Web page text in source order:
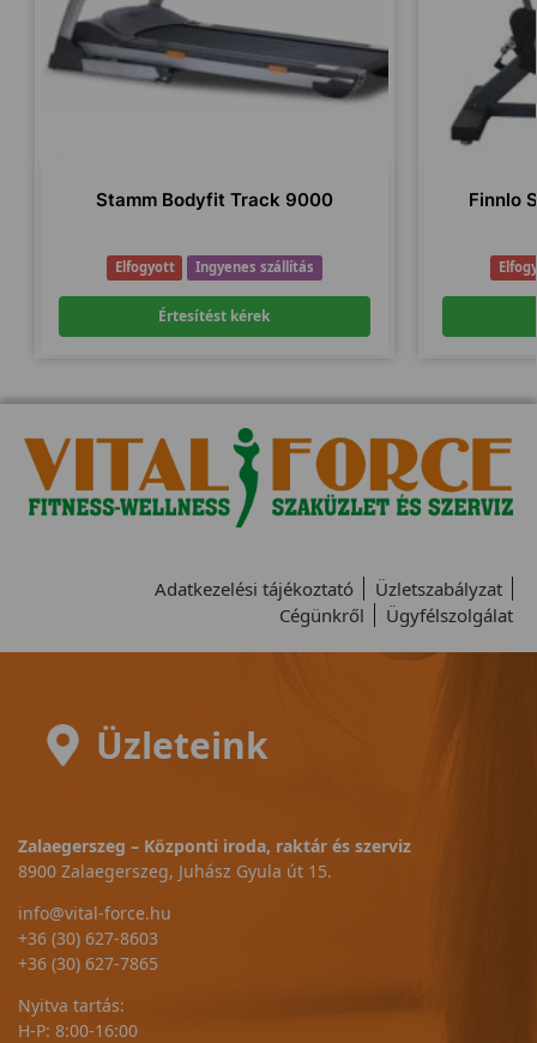
Stamm Bodyfit Track 9000
Elfogyott Ingyenes szállítás
Értesítést kérek
Finnlo
Adatkezelési tájékoztató
Üzletszabályzat
Cégünkről
Ügyfélszolgálat
Üzleteink
Zalaegerszeg – Központi iroda, raktár és szerviz
8900 Zalaegerszeg, Juhász Gyula út 15.
info@vital-force.hu
+36 (30) 627-8603
+36 (30) 627-7865
Nyitva tartás:
H-P: 8:00-16:00